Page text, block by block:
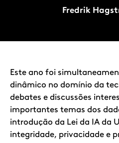
Fredrik
Este ano foi
dinâmico no domínio da
debates e discussões
importantes temas dos
introdução da Lei da IA da
integridade, privacidade e